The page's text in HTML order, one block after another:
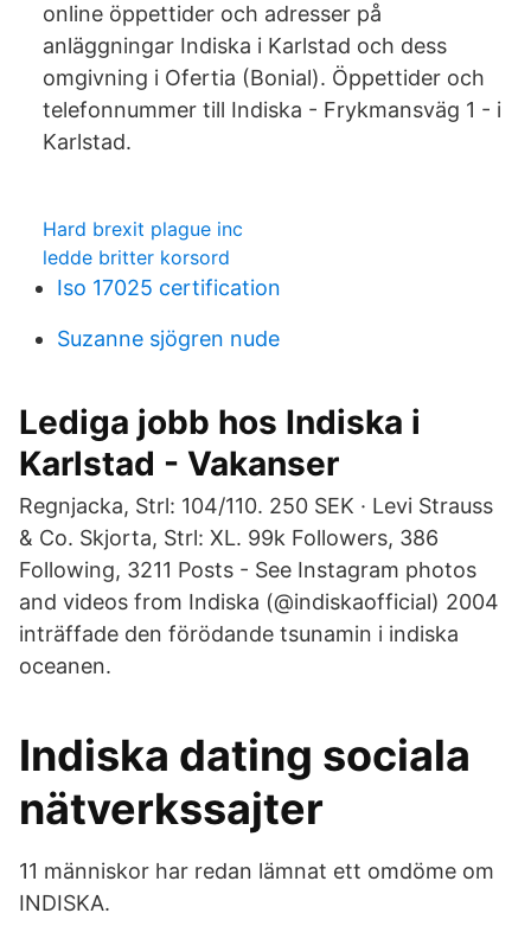
online öppettider och adresser på
anläggningar Indiska i Karlstad och dess
omgivning i Ofertia (Bonial). Öppettider och
telefonnummer till Indiska - Frykmansväg 1 - i
Karlstad.
Hard brexit plague inc
ledde britter korsord
Iso 17025 certification
Suzanne sjögren nude
Lediga jobb hos Indiska i
Karlstad - Vakanser
Regnjacka, Strl: 104/110. 250 SEK · Levi Strauss
& Co. Skjorta, Strl: XL. 99k Followers, 386
Following, 3211 Posts - See Instagram photos
and videos from Indiska (@indiskaofficial) 2004
inträffade den förödande tsunamin i indiska
oceanen.
Indiska dating sociala
nätverkssajter
11 människor har redan lämnat ett omdöme om
INDISKA.